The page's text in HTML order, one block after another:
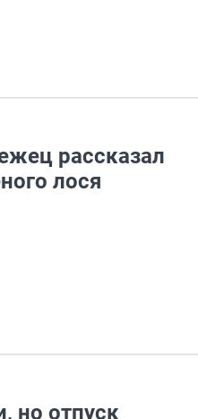
рассказал
лося
но отпуск